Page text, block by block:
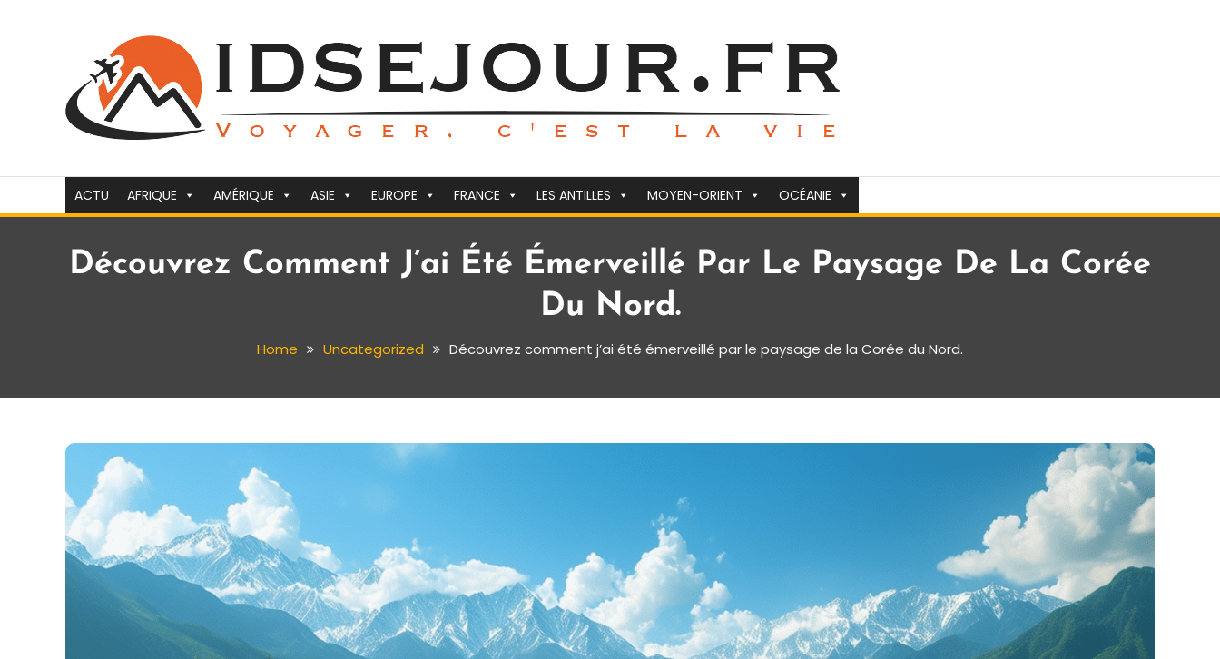
ACTU AFRIQUE AMÉRIQUE ASIE EUROPE FRANCE LES ANTILLES MOYEN-ORIENT OCÉANIE
Découvrez Comment J’ai Été Émerveillé Par Le Paysage De La Corée
Du Nord.
Home Uncategorized Découvrez comment j’ai été émerveillé par le paysage de la Corée du Nord.